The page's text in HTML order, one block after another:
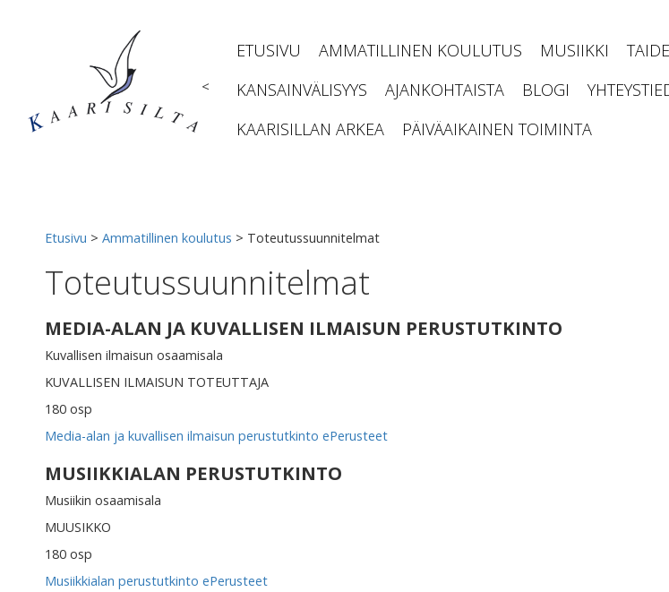
<
ETUSIVU AMMATILLINEN KOULUTUS MUSIIKKI TAIDE
KANSAINVÄLISYYS
AJANKOHTAISTA BLOGI
KAARISILLAN ARKEA
PÄIVÄAIKAINEN TOIMINTA
Etusivu > Ammatillinen koulutus > Toteutussuunnitelmat
Toteutussuunnitelmat
MEDIA-ALAN JA KUVALLISEN ILMAISUN PERUSTUTKINTO
Kuvallisen ilmaisun osaamisala
KUVALLISEN ILMAISUN TOTEUTTAJA
180 osp
Media-alan ja kuvallisen ilmaisun perustutkinto ePerusteet
MUSIIKKIALAN PERUSTUTKINTO
Musiikin osaamisala
MUUSIKKO
180 osp
Musiikkialan perustutkinto ePerusteet